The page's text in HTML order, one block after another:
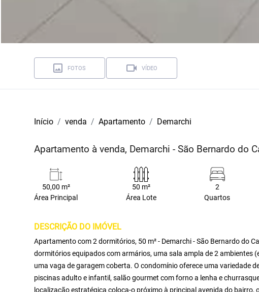
FOTOS VÍDEO
Início venda Apartamento Demarchi
Apartamento à venda, Demarchi - São Bernardo do
50,00 m²
Área Principal
50 m²
Área Lote
2
Quartos
DESCRIÇÃO DO IMÓVEL
Apartamento com 2 dormitórios, 50 m² - Demarchi - São Bernardo do
dormitórios equipados com armários, uma sala ampla de 2 ambientes
uma vaga de garagem coberta. O condomínio oferece uma variedade
piscinas adulto e infantil, salão gourmet com forno a lenha e
localização estratégica coloca-o próximo à principal avenida do bairro,